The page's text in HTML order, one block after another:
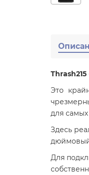
Thrash215
Это
для
Здесь
дюймовый
Для